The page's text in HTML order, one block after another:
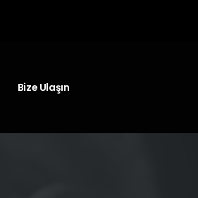
Bize Ulaşın